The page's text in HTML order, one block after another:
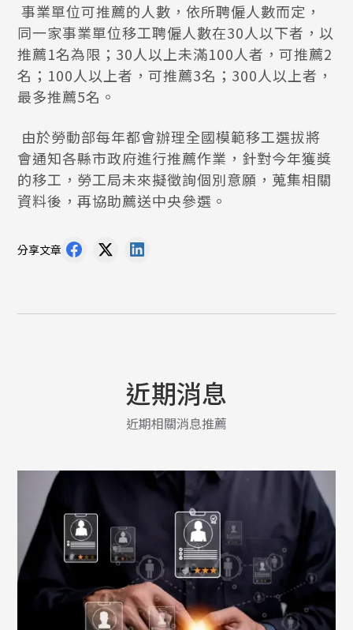
事業單位可推薦的人數，依所聘僱人數而定，
同一家事業單位移工聘僱人數在30人以下者，以
推薦1名為限；30人以上未滿100人者，可推薦2
名；100人以上者，可推薦3名；300人以上者，
最多推薦5名。
由於勞動部每年都會辦理全國模範移工選拔將
會通知各縣市政府進行推薦作業，針對今年獲獎
的移工，勞工局未來擬徵詢個別意願，蒐集相關
資料後，再協助薦送中央參選。
分享文章
近期消息
近期相關消息推薦